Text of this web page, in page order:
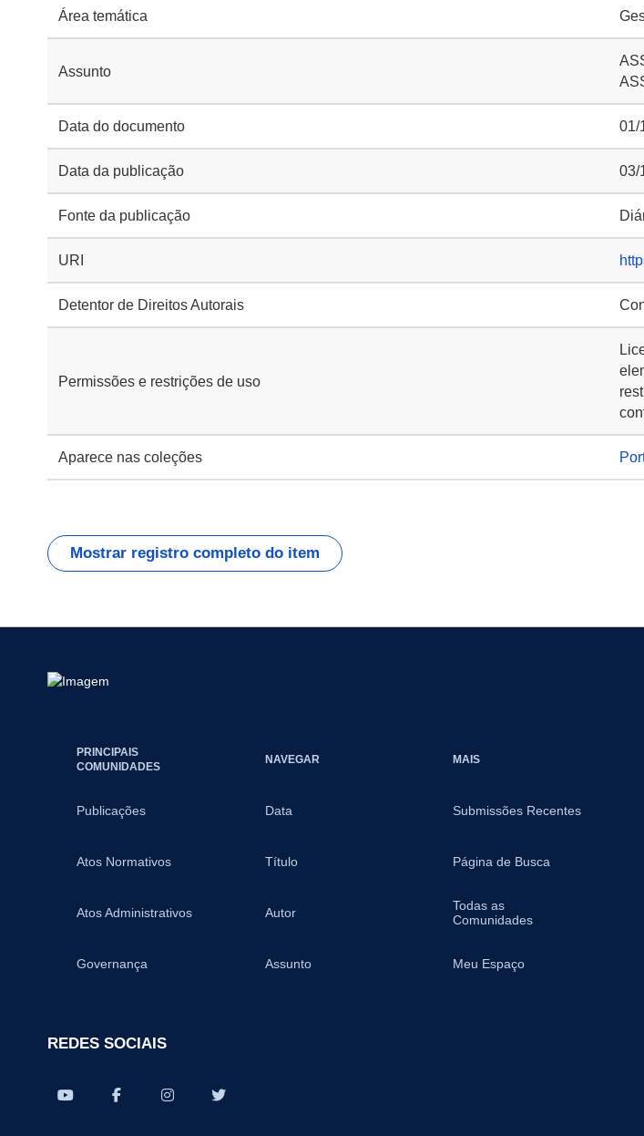
Área temática
Assunto
Data do documento 01/
Data da publicação 03/
Fonte da publicação
URI
Detentor de Direitos Autorais
Permissões e restrições de uso
Aparece nas coleções
Mostrar registro completo do item
PRINCIPAIS
COMUNIDADES
Publicações
Atos Normativos
Atos Administrativos
Governança
NAVEGAR
Data
Título
Autor
Assunto
MAIS
Submissões Recentes
Página de Busca
Todas as
Comunidades
Meu Espaço
REDES SOCIAIS